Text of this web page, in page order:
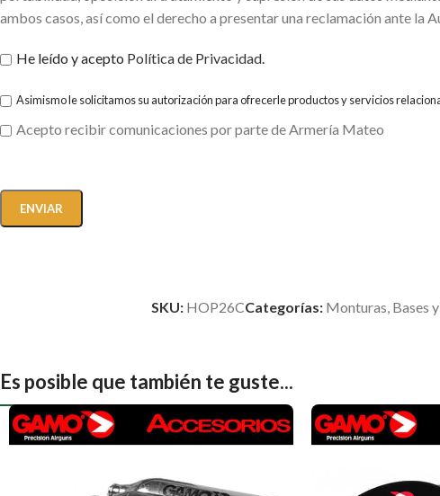
ambos casos, así como el derecho a presentar una reclamación ante la
He leído y acepto Política de Privacidad
Asimismo le solicitamos su autorización para ofrecerle productos y servicios
Acepto recibir comunicaciones por parte de Armería Mateo
SKU: HOP26CCategorías: Monturas, Bases
Es posible que también te guste...